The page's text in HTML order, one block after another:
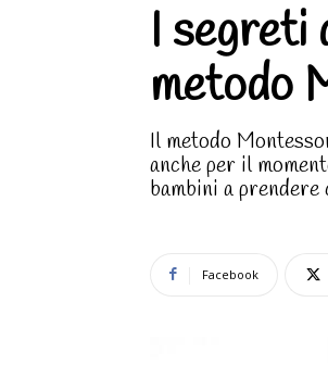
I segreti
metodo
Il metodo
anche per il
bambini a
Facebook